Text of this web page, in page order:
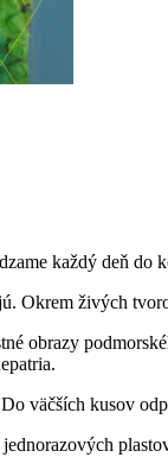
každý deň do
živých
obrazy
väčších kusov